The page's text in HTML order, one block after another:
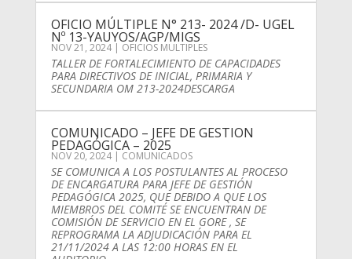
OFICIO MÚLTIPLE N° 213- 2024 /D- UGEL
Nº 13-YAUYOS/AGP/MIGS
NOV 21, 2024| OFICIOS MULTIPLES
TALLER DE FORTALECIMIENTO DE CAPACIDADES
PARA DIRECTIVOS DE INICIAL, PRIMARIA Y
SECUNDARIA OM 213-2024DESCARGA
COMUNICADO – JEFE DE GESTION
PEDAGÓGICA – 2025
NOV 20, 2024| COMUNICADOS
SE COMUNICA A LOS POSTULANTES AL PROCESO
DE ENCARGATURA PARA JEFE DE GESTIÓN
PEDAGÓGICA 2025, QUE DEBIDO A QUE LOS
MIEMBROS DEL COMITÉ SE ENCUENTRAN DE
COMISIÓN DE SERVICIO EN EL GORE , SE
REPROGRAMA LA ADJUDICACIÓN PARA EL
21/11/2024 A LAS 12:00 HORAS EN EL